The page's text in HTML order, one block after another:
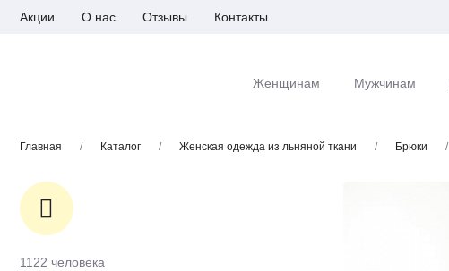
Акции О нас Отзывы Контакты
Женщинам Мужчинам
Главная / Каталог / Женская одежда из льняной ткани / Брюки /
1122 человека